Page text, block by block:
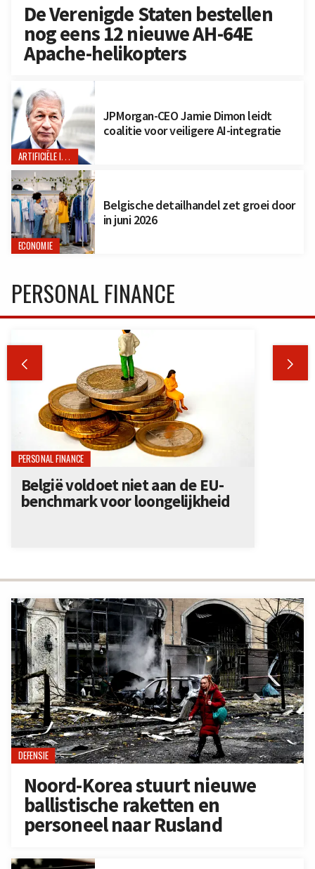
De Verenigde Staten bestellen
nog eens 12 nieuwe AH-64E
Apache-helikopters
ARTIFICIËLE INTELLIGENTIE
JPMorgan-CEO Jamie Dimon leidt
coalitie voor veiligere AI-integratie
ECONOMIE
Belgische detailhandel zet groei door
in juni 2026
DEFENSIE
Noord-Korea stuurt nieuwe
ballistische raketten en
personeel naar Rusland
PERSONAL FINANCE
 
PERSONAL FINANCE
België voldoet niet aan de EU-
benchmark voor loongelijkheid